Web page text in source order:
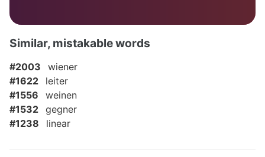
Similar, mistakable words
#2003
wiener
#1622
leiter
#1556
weinen
#1532 gegner
#1238
linear